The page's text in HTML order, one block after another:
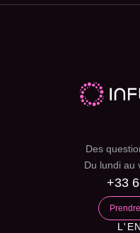
Des
Du lundi au
+33